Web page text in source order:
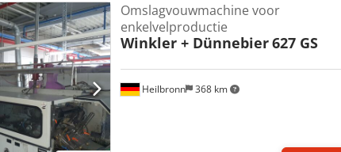
Heilbronn 368 km
Omslagvouwmachine voor
enkelvelproductie
Winkler + Dünnebier627 GS